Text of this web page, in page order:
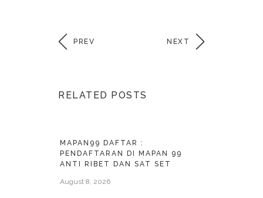
PREV NEXT
RELATED POSTS
MAPAN99 DAFTAR :
PENDAFTARAN DI MAPAN 99
ANTI RIBET DAN SAT SET
August 8, 2026